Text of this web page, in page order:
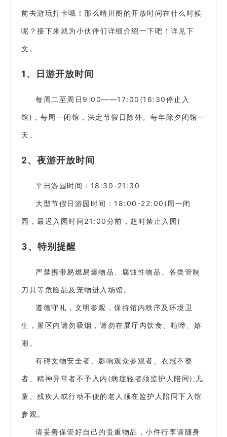
前去游玩打卡哦！那么晴川阁的开放时间在什么时候
呢？接下来就为小伙伴们详细介绍一下吧！详见下
文。
1、日游开放时间
每周二至周日9:00——17:00(16:30停止入
馆)，每周一闭馆，法定节假日除外。每年除夕闭馆一
天。
2、夜游开放时间
平日游园时间：18:30-21:30
大型节假日游园时间：18:00-22:00(周一闭
园，最迟入园时间21:00分前，超时禁止入园)
3、特别提醒
严禁携带易燃易爆物品、腐蚀性物品、各类管制
刀具等危险品及宠物进入场馆。
遵德守礼，文明参观，保持馆内秩序及环境卫
生，景区内请勿吸烟，请勿在展厅内饮食、喧哗、嬉
闹。
有碍文物安全者、影响观众参观者、衣冠不整
者、精神异常者不予入内(病症轻者须监护人陪同);儿
童、残疾人或行动不便的老人须在监护人陪同下入馆
参观。
请妥善保管好自己的贵重物品，小件行李请随身